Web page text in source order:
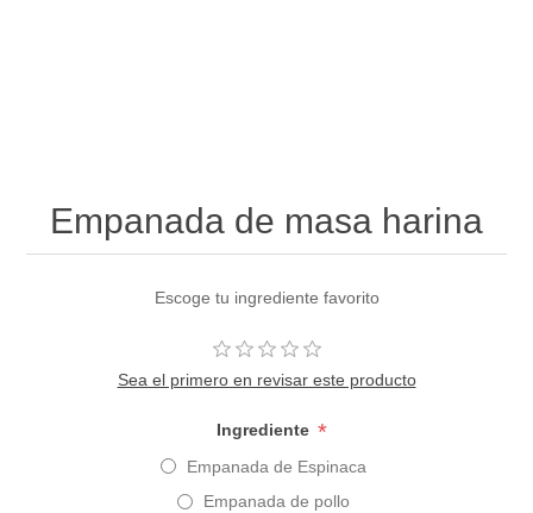
Empanada de masa harina
Escoge tu ingrediente favorito
Sea el primero en revisar este producto
Ingrediente *
Empanada de Espinaca
Empanada de pollo